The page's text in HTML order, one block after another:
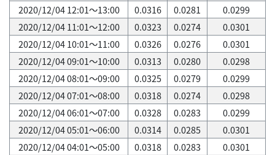
2020/12/04 12:01～13:00
0.0316 0.0281
0.0299
2020/12/04 11:01～12:00
0.0323 0.0274
0.0301
2020/12/04 10:01～11:00
0.0326 0.0276
0.0301
2020/12/04 09:01～10:00
0.0313 0.0280
0.0298
2020/12/04 08:01～09:00
0.0325 0.0279
0.0299
2020/12/04 07:01～08:00
0.0318 0.0274
0.0298
2020/12/04 06:01～07:00
0.0328 0.0283
0.0299
2020/12/04 05:01～06:00
0.0314 0.0285
0.0301
2020/12/04 04:01～05:00
0.0318 0.0283
0.0301